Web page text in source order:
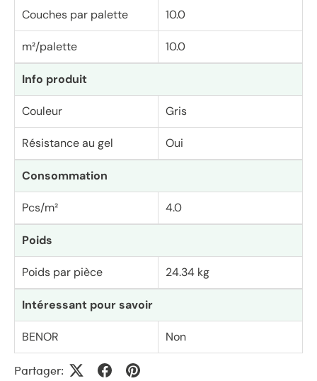
Couches par palette 10.0
m²/palette 10.0
Info produit
Couleur Gris
Résistance au gel Oui
Consommation
Pcs/m² 4.0
Poids
Poids par pièce 24.34 kg
Intéressant pour savoir
BENOR Non
Partager: